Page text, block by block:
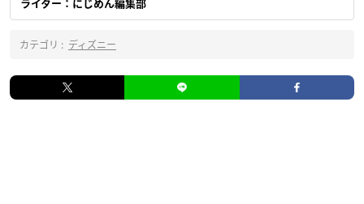
ライター：にじめん編集部
カテゴリ : ディズニー